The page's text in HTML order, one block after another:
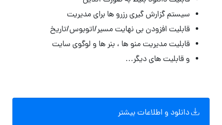
سیستم گزارش گیری رزرو ها برای مدیریت
قابلیت افزودن بی نهایت مسیر/اتوبوس/تاریخ
قابلیت مدیریت منو ها ، بنر ها و لوگوی سایت
و قابلیت های دیگر…
دانلود و اطلاعات بیشتر